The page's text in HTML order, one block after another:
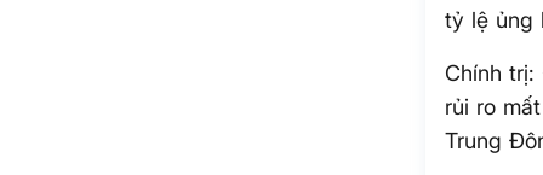
tỷ lệ ủng
Chính
rủi ro
Trung